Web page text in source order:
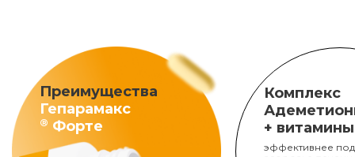
Преимущества
Гепарамакс
® Форте
Комплекс
+
эффективнее